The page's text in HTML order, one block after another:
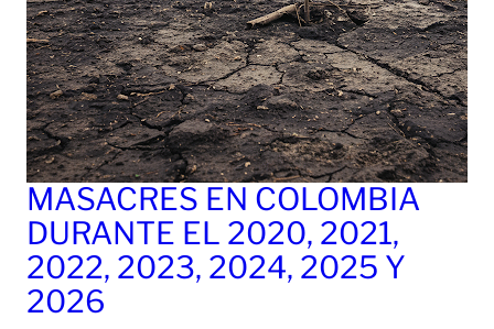
MASACRES EN COLOMBIA
DURANTE EL 2020, 2021,
2022, 2023, 2024, 2025 Y
2026